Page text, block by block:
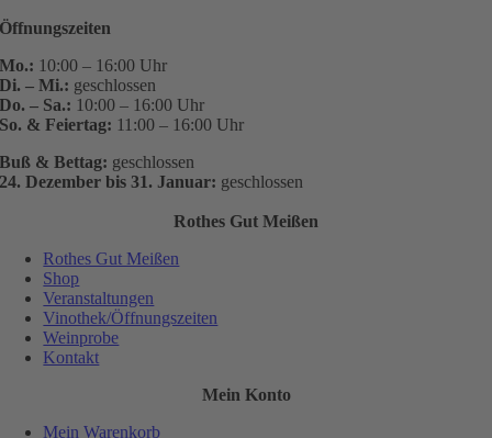
Öffnungszeiten
Mo.: 10:00 – 16:00 Uhr
Di. – Mi.: geschlossen
Do. – Sa.: 10:00 – 16:00 Uhr
So. & Feiertag: 11:00 – 16:00 Uhr
Buß & Bettag: geschlossen
24. Dezember bis 31. Januar: geschlossen
Rothes Gut Meißen
Rothes Gut Meißen
Shop
Veranstaltungen
Vinothek/Öffnungszeiten
Weinprobe
Kontakt
Mein Konto
Mein Warenkorb